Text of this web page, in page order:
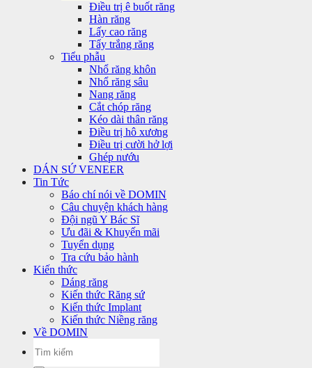
Điều trị ê buốt răng
Hàn răng
Lấy cao răng
Tẩy trắng răng
Tiểu phẫu
Nhổ răng khôn
Nhổ răng sâu
Nang răng
Cắt chóp răng
Kéo dài thân răng
Điều trị hô xương
Điều trị cười hở lợi
Ghép nướu
DÁN SỨ VENEER
Tin Tức
Báo chí nói về DOMIN
Câu chuyện khách hàng
Đội ngũ Y Bác Sĩ
Ưu đãi & Khuyến mãi
Tuyển dụng
Tra cứu bảo hành
Kiến thức
Dáng răng
Kiến thức Răng sứ
Kiến thức Implant
Kiến thức Niềng răng
Về DOMIN